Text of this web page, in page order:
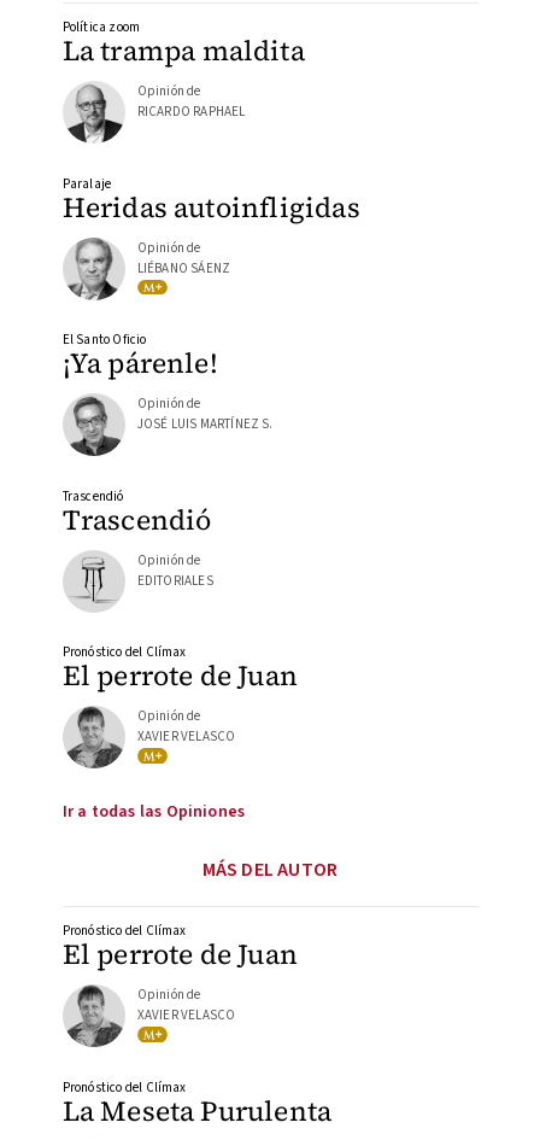
La trampa maldita
Política zoom
Opinión de
RICARDO RAPHAEL
Heridas autoinfligidas
Paralaje
Opinión de
LIÉBANO SÁENZ
¡Ya párenle!
El Santo Oficio
Opinión de
JOSÉ LUIS MARTÍNEZ S.
Trascendió
Trascendió
Opinión de
EDITORIALES
El perrote de Juan
Pronóstico del Clímax
Opinión de
XAVIER VELASCO
Ir a todas las Opiniones
MÁS DEL AUTOR
El perrote de Juan
Pronóstico del Clímax
Opinión de
XAVIER VELASCO
La Meseta Purulenta
Pronóstico del Clímax